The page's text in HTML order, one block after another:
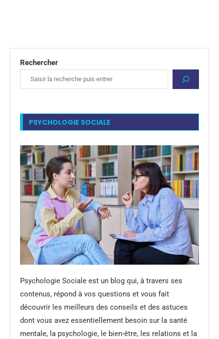
Rechercher
PSYCHOLOGIE SOCIALE
Psychologie Sociale est un blog qui, à travers ses
contenus, répond à vos questions et vous fait
découvrir les meilleurs des conseils et des astuces
dont vous avez essentiellement besoin sur la santé
mentale, la psychologie, le bien-être, les relations et la